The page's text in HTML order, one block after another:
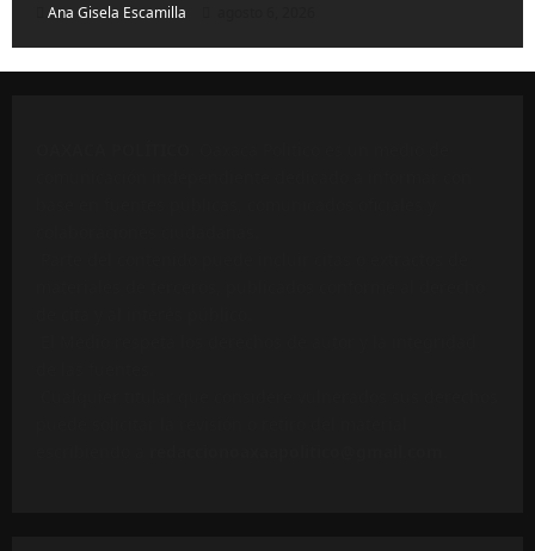
Ana Gisela Escamilla